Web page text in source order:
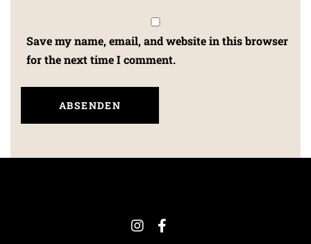
Save my name, email, and website in this browser
for the next time I comment.